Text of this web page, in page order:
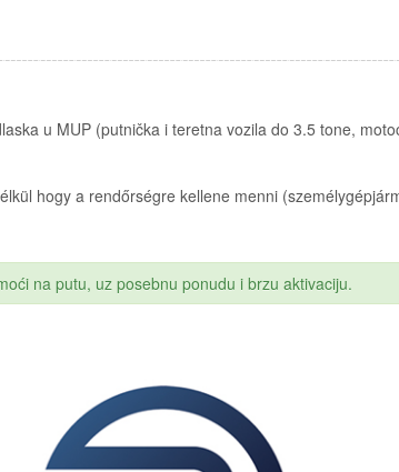
u MUP (putnička i teretna vozila do 3.5 tone,
hogy a rendőrségre kellene menni
na putu, uz posebnu ponudu i brzu aktivaciju.